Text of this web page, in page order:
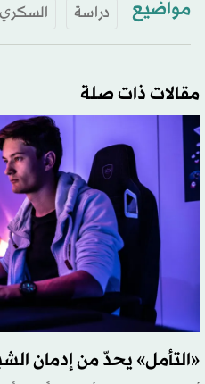
مواضيع دراسة السكري
مقالات ذات صلة
«التأمل» يحدّ من إدمان